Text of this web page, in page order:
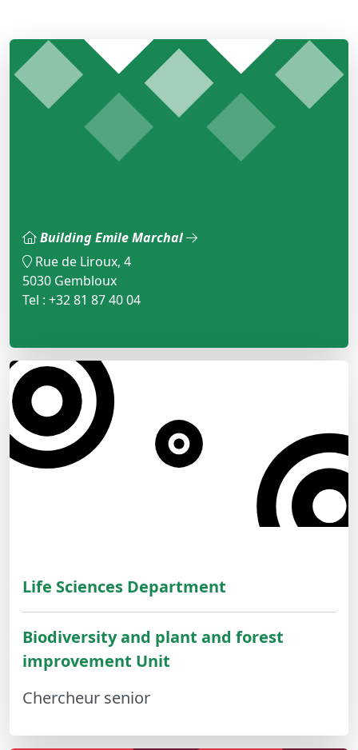
Building Emile Marchal
Rue de Liroux, 4
5030 Gembloux
Tel : +32 81 87 40 04
Life Sciences Department
Biodiversity and plant and forest
improvement Unit
Chercheur senior